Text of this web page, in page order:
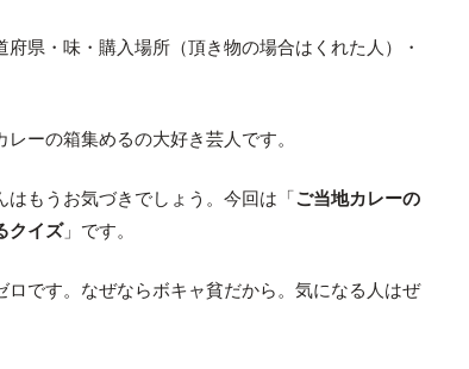
府県・味・購入場所（頂き物の場合はくれた人）・
ーの箱集めるの大好き芸人です。
はもうお気づきでしょう。今回は「ご当地カレーの
クイズ」です。
ロです。なぜならボキャ貧だから。気になる人はぜ